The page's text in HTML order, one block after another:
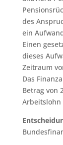
des
ein
Einen
dieses
Zeitraum
Das
Betrag von
Arbeitslohn